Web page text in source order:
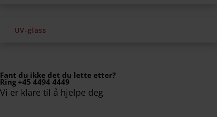
UV-glass
Fant du ikke det du lette etter?
Ring +45 4494 4449
Vi er klare til å hjelpe deg